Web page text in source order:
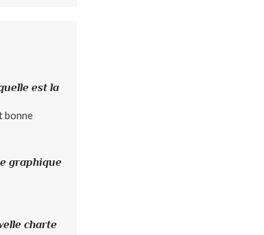
est la
bonne
graphique
charte